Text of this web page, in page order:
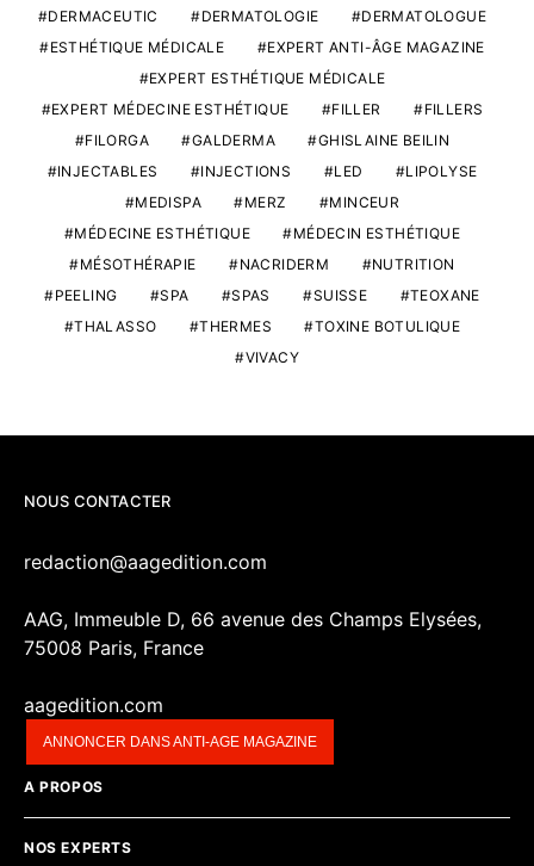
DERMACEUTIC
DERMATOLOGIE
DERMATOLOGUE
ESTHÉTIQUE MÉDICALE
EXPERT ANTI-ÂGE MAGAZINE
EXPERT ESTHÉTIQUE MÉDICALE
EXPERT MÉDECINE ESTHÉTIQUE
FILLER
FILLERS
FILORGA
GALDERMA
GHISLAINE BEILIN
INJECTABLES
INJECTIONS LED
LIPOLYSE
MEDISPA
MERZ
MINCEUR
MÉDECINE ESTHÉTIQUE
MÉDECIN ESTHÉTIQUE
MÉSOTHÉRAPIE
NACRIDERM
NUTRITION
PEELING
SPA SPAS SUISSE
TEOXANE
THALASSO
THERMES
TOXINE BOTULIQUE
VIVACY
NOUS CONTACTER
redaction@aagedition.com
AAG, Immeuble D, 66 avenue des Champs Elysées,
75008 Paris, France
aagedition.com
ANNONCER DANS ANTI-AGE MAGAZINE
A PROPOS
NOS EXPERTS